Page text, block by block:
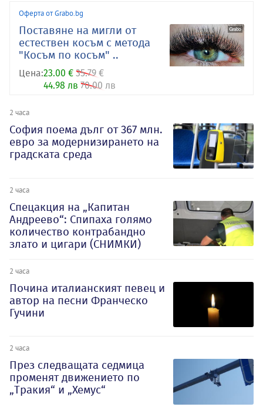
Оферта от Grabo.bg
Поставяне на мигли от
естествен косъм с метода
"Косъм по косъм" ..
Цена:23.00 € 35.79 €
44.98 лв 70.00 лв
2 часа
София поема дълг от 367 млн.
евро за модернизирането на
градската среда
2 часа
Спецакция на „Капитан
Андреево“: Спипаха голямо
количество контрабандно
злато и цигари (СНИМКИ)
2 часа
Почина италианският певец и
автор на песни Франческо
Гучини
2 часа
През следващата седмица
променят движението по
„Тракия“ и „Хемус“